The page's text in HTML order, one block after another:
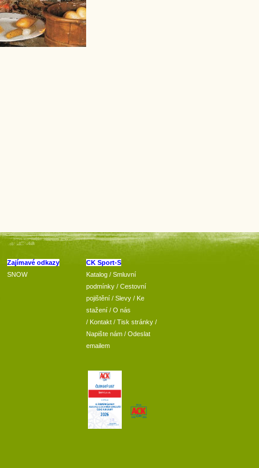
Zajímavé odkazy
SNOW
CK Sport-S
Katalog / Smluvní
podmínky / Cestovní
pojištění / Slevy / Ke
stažení / O nás
/ Kontakt / Tisk stránky /
Napište nám / Odeslat
emailem